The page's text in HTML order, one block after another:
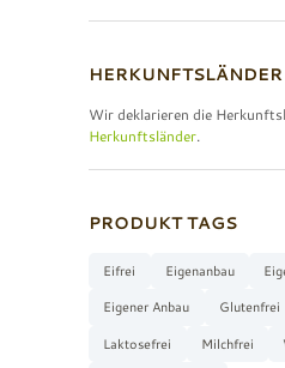
HERKUNFTSLÄNDER
Wir deklarieren die
Herkunftsländer.
PRODUKT TAGS
Eifrei Eigenanbau
Eigener Anbau
Glutenfrei
Laktosefrei
Milchfrei